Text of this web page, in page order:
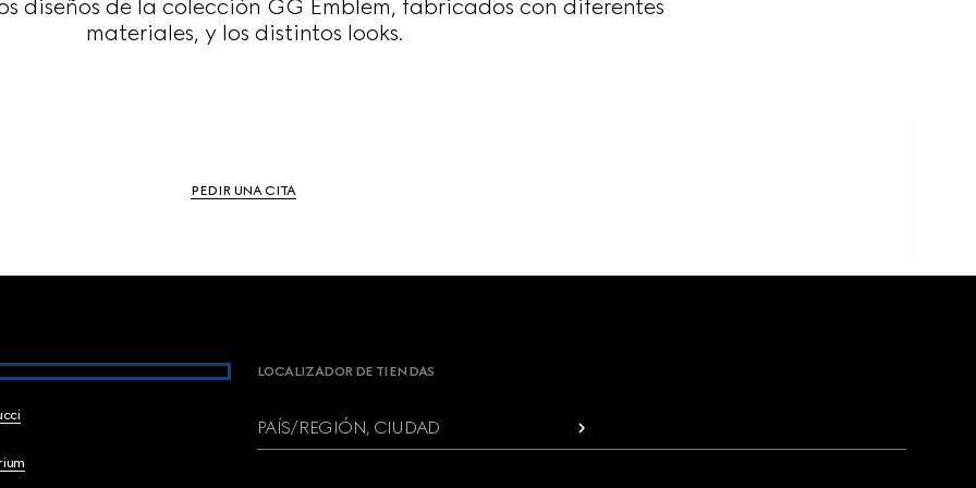
diseños de la colección GG Emblem, fabricados con diferentes
materiales, y los distintos looks.
PEDIR UNA CITA
LOCALIZADOR DE TIENDAS
PAÍS/REGIÓN, CIUDAD